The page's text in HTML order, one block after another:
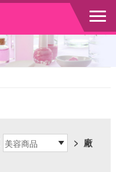
> 廠